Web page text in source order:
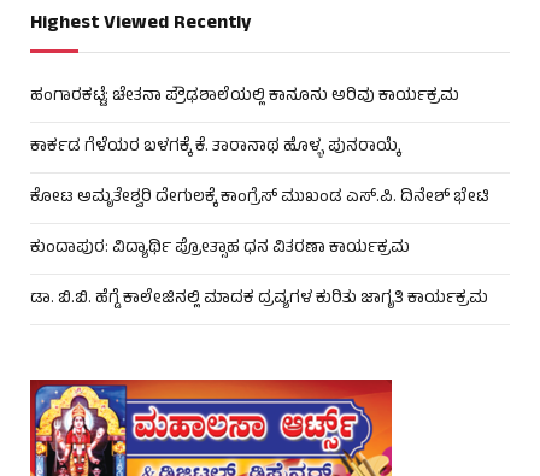
Highest Viewed Recently
ಹಂಗಾರಕಟ್ಟೆ: ಚೇತನಾ ಪ್ರೌಢಶಾಲೆಯಲ್ಲಿ ಕಾನೂನು ಅರಿವು ಕಾರ್ಯಕ್ರಮ
ಕಾರ್ಕಡ ಗೆಳೆಯರ ಬಳಗಕ್ಕೆ ಕೆ. ತಾರಾನಾಥ ಹೊಳ್ಳ ಪುನರಾಯ್ಕೆ
ಕೋಟ ಅಮೃತೇಶ್ವರಿ ದೇಗುಲಕ್ಕೆ ಕಾಂಗ್ರೆಸ್ ಮುಖಂಡ ಎಸ್.ಪಿ. ದಿನೇಶ್ ಭೇಟಿ
ಕುಂದಾಪುರ: ವಿದ್ಯಾರ್ಥಿ ಪ್ರೋತ್ಸಾಹ ಧನ ವಿತರಣಾ ಕಾರ್ಯಕ್ರಮ
ಡಾ. ಬಿ.ಬಿ. ಹೆಗ್ಡೆ ಕಾಲೇಜಿನಲ್ಲಿ ಮಾದಕ ದ್ರವ್ಯಗಳ ಕುರಿತು ಜಾಗೃತಿ ಕಾರ್ಯಕ್ರಮ